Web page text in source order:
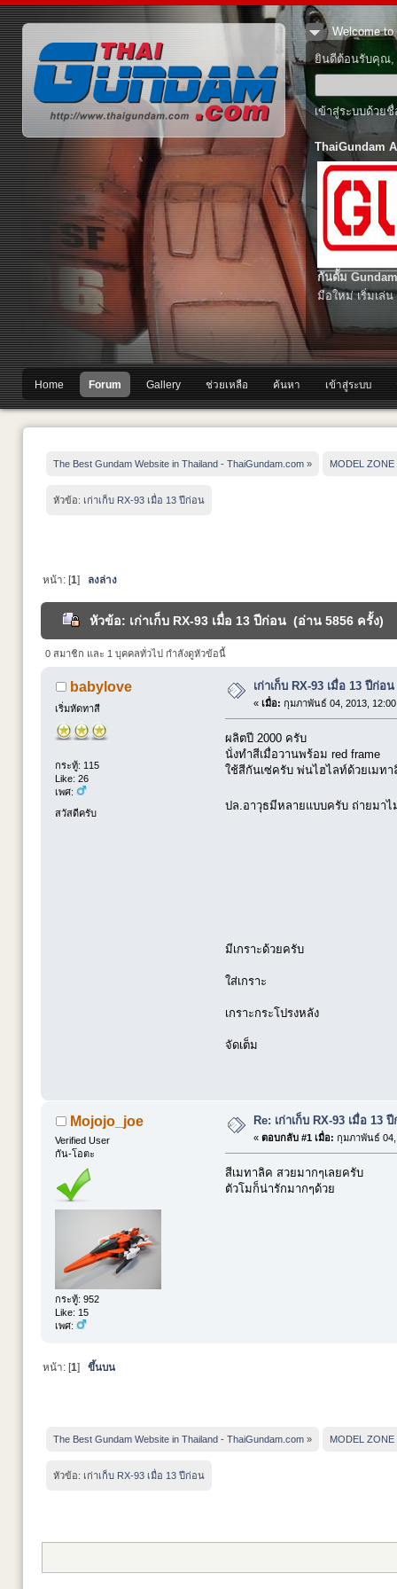
Welcome to
ยินดีต้อนรับคุณ,
เข้าสู่ระบบด้วย
ThaiGundam
กันดั้ม
มือใหม่ เริ่มเล่น
Home Forum Gallery ช่วยเหลือ ค้นหา เข้าสู่ระบบ
The Best Gundam Website in Thailand - ThaiGundam.com » MODEL ZONE
หัวข้อ: เก่าเก็บ RX-93 เมื่อ 13 ปีก่อน
หน้า: [1] ลงล่าง
หัวข้อ: เก่าเก็บ RX-93 เมื่อ 13 ปีก่อน (อ่าน 5856 ครั้ง)
0 สมาชิก และ 1 บุคคลทั่วไป กำลังดูหัวข้อนี้
babylove
เริ่มหัดทาสี
กระทู้: 115
Like: 26
เพศ:
สวัสดีครับ
เก่าเก็บ RX-93 เมื่อ 13 ปีก่อน
« เมื่อ: กุมภาพันธ์ 04, 2013,
ผลิตปี 2000 ครับ
นั่งทำสีเมื่อวานพร้อม red frame
ใช้สีกันเซ่ครับ พ่นไฮไลท์ด้วยเมท
ปล.อาวุธมีหลายแบบครับ ถ่ายมา
มีเกราะด้วยครับ
ใส่เกราะ
เกราะกระโปรงหลัง
จัดเต็ม
Mojojo_joe
Verified User
กัน-โอตะ
กระทู้: 952
Like: 15
เพศ:
Re: เก่าเก็บ RX-93 เมื่อ 13
« ตอบกลับ #1 เมื่อ: กุมภาพันธ์ 04,
สีเมทาลิค สวยมากๆเลยครับ
ตัวโมก็น่ารักมากๆด้วย
หน้า: [1] ขึ้นบน
The Best Gundam Website in Thailand - ThaiGundam.com » MODEL ZONE
หัวข้อ: เก่าเก็บ RX-93 เมื่อ 13 ปีก่อน